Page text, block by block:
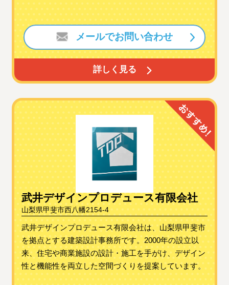
詳しく見る
メールでお問い合わせ
武井デザインプロデュース有限会社
山梨県甲斐市西八幡2154-4
武井デザインプロデュース有限会社は、山梨県甲斐市
を拠点とする建築設計事務所です。2000年の設立以
来、住宅や商業施設の設計・施工を手がけ、デザイン
性と機能性を両立した空間づくりを提案しています。